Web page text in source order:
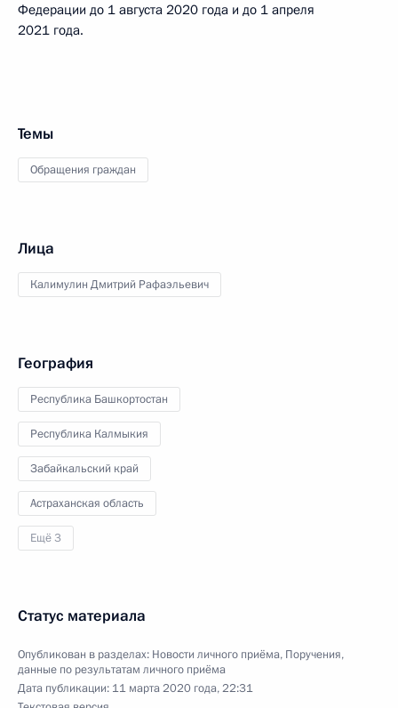
Федерации до 1 августа 2020 года и до 1 апреля
2021 года.
Темы
Обращения граждан
Лица
Калимулин Дмитрий Рафаэльевич
География
Республика Башкортостан
Республика Калмыкия
Забайкальский край
Астраханская область
Ещё 3
Статус материала
Опубликован в разделах: Новости личного приёма, Поручения,
данные по результатам личного приёма
Дата публикации: 11 марта 2020 года, 22:31